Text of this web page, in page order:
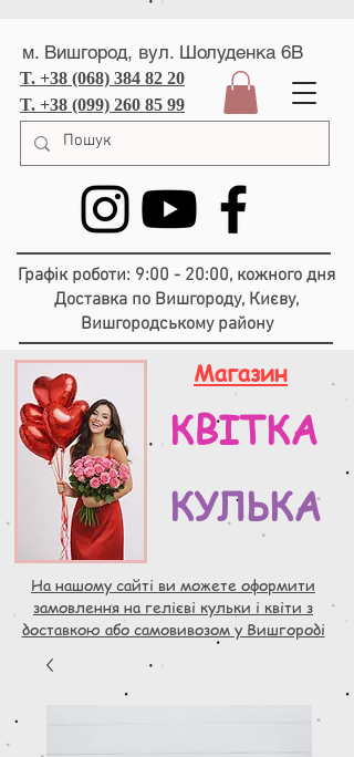
м. Вишгород, вул. Шолуденка 6В
T. +38 (068) 384 82 20
T. +38 (099) 260 85 99
Графік роботи: 9:00 - 20:00, кожного дня
Доставка по Вишгороду, Києву,
Вишгородському району
Магазин
КВІТКА
КУЛЬКА
На нашому сайті ви можете оформити
замовлення на гелієві кульки і квіти з
доставкою або самовивозом у Вишгороді